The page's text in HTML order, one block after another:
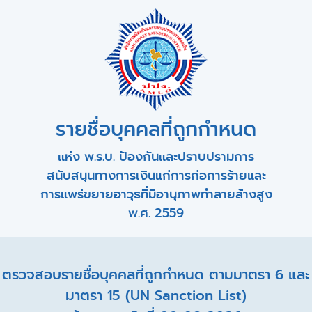
รายชื่อบุคคลที่ถูกกำหนด
แห่ง พ.ร.บ. ป้องกันและปราบปรามการ
สนับสนุนทางการเงินแก่การก่อการร้ายและ
การแพร่ขยายอาวุธที่มีอานุภาพทำลายล้างสูง
พ.ศ. 2559
ตรวจสอบรายชื่อบุคคลที่ถูกกำหนด ตามมาตรา 6 และ
มาตรา 15 (UN Sanction List)